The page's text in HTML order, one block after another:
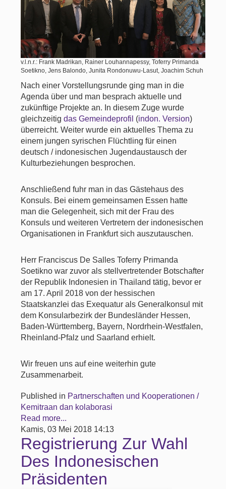
v.l.n.r.: Frank Madrikan, Rainer Louhannapessy, Toferry Primanda
Soetikno, Jens Balondo, Junita Rondonuwu-Lasut, Joachim Schuh
Nach einer Vorstellungsrunde ging man in die
Agenda über und man besprach aktuelle und
zukünftige Projekte an. In diesem Zuge wurde
gleichzeitigdas Gemeindeprofil (indon. Version)
überreicht. Weiter wurde ein aktuelles Thema zu
einem jungen syrischen Flüchtling für einen
deutsch / indonesischen Jugendaustausch der
Kulturbeziehungen besprochen.
Anschließend fuhr man in das Gästehaus des
Konsuls. Bei einem gemeinsamen Essen hatte
man die Gelegenheit, sich mit der Frau des
Konsuls und weiteren Vertretern der indonesischen
Organisationen in Frankfurt sich auszutauschen.
Herr Franciscus De Salles Toferry Primanda
Soetikno war zuvor als stellvertretender Botschafter
der Republik Indonesien in Thailand tätig, bevor er
am 17. April 2018 von der hessischen
Staatskanzlei das Exequatur als Generalkonsul mit
dem Konsularbezirk der Bundesländer Hessen,
Baden-Württemberg, Bayern, Nordrhein-Westfalen,
Rheinland-Pfalz und Saarland erhielt.
Wir freuen uns auf eine weiterhin gute
Zusammenarbeit.
Published in Partnerschaften und Kooperationen /
Kemitraan dan kolaborasi
Read more...
Kamis, 03 Mei 2018 14:13
Registrierung Zur Wahl
Des Indonesischen
Präsidenten